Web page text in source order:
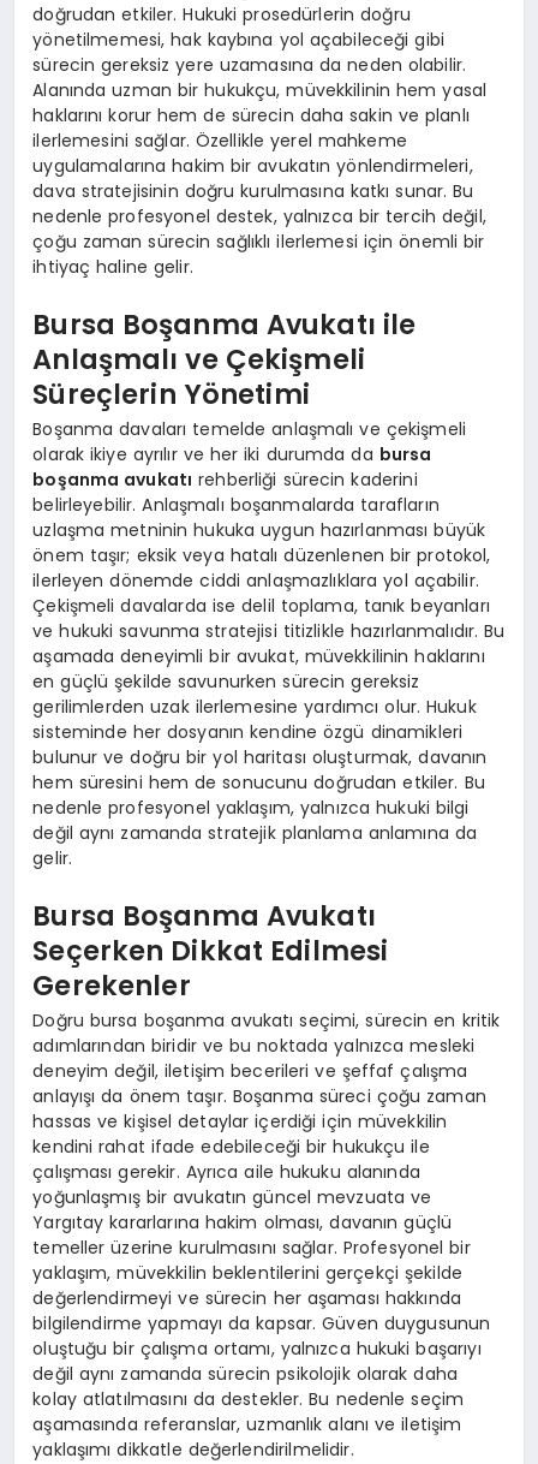
doğrudan etkiler. Hukuki prosedürlerin doğru
yönetilmemesi, hak kaybına yol açabileceği gibi
sürecin gereksiz yere uzamasına da neden olabilir.
Alanında uzman bir hukukçu, müvekkilinin hem yasal
haklarını korur hem de sürecin daha sakin ve planlı
ilerlemesini sağlar. Özellikle yerel mahkeme
uygulamalarına hakim bir avukatın yönlendirmeleri,
dava stratejisinin doğru kurulmasına katkı sunar. Bu
nedenle profesyonel destek, yalnızca bir tercih değil,
çoğu zaman sürecin sağlıklı ilerlemesi için önemli bir
ihtiyaç haline gelir.
Bursa Boşanma Avukatı ile
Anlaşmalı ve Çekişmeli
Süreçlerin Yönetimi
Boşanma davaları temelde anlaşmalı ve çekişmeli
olarak ikiye ayrılır ve her iki durumda da bursa
boşanma avukatı rehberliği sürecin kaderini
belirleyebilir. Anlaşmalı boşanmalarda tarafların
uzlaşma metninin hukuka uygun hazırlanması büyük
önem taşır; eksik veya hatalı düzenlenen bir protokol,
ilerleyen dönemde ciddi anlaşmazlıklara yol açabilir.
Çekişmeli davalarda ise delil toplama, tanık beyanları
ve hukuki savunma stratejisi titizlikle hazırlanmalıdır. Bu
aşamada deneyimli bir avukat, müvekkilinin haklarını
en güçlü şekilde savunurken sürecin gereksiz
gerilimlerden uzak ilerlemesine yardımcı olur. Hukuk
sisteminde her dosyanın kendine özgü dinamikleri
bulunur ve doğru bir yol haritası oluşturmak, davanın
hem süresini hem de sonucunu doğrudan etkiler. Bu
nedenle profesyonel yaklaşım, yalnızca hukuki bilgi
değil aynı zamanda stratejik planlama anlamına da
gelir.
Bursa Boşanma Avukatı
Seçerken Dikkat Edilmesi
Gerekenler
Doğru bursa boşanma avukatı seçimi, sürecin en kritik
adımlarından biridir ve bu noktada yalnızca mesleki
deneyim değil, iletişim becerileri ve şeffaf çalışma
anlayışı da önem taşır. Boşanma süreci çoğu zaman
hassas ve kişisel detaylar içerdiği için müvekkilin
kendini rahat ifade edebileceği bir hukukçu ile
çalışması gerekir. Ayrıca aile hukuku alanında
yoğunlaşmış bir avukatın güncel mevzuata ve
Yargıtay kararlarına hakim olması, davanın güçlü
temeller üzerine kurulmasını sağlar. Profesyonel bir
yaklaşım, müvekkilin beklentilerini gerçekçi şekilde
değerlendirmeyi ve sürecin her aşaması hakkında
bilgilendirme yapmayı da kapsar. Güven duygusunun
oluştuğu bir çalışma ortamı, yalnızca hukuki başarıyı
değil aynı zamanda sürecin psikolojik olarak daha
kolay atlatılmasını da destekler. Bu nedenle seçim
aşamasında referanslar, uzmanlık alanı ve iletişim
yaklaşımı dikkatle değerlendirilmelidir.